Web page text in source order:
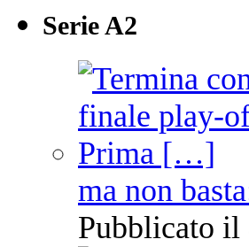
Serie A2
ma non
Pubblicato il